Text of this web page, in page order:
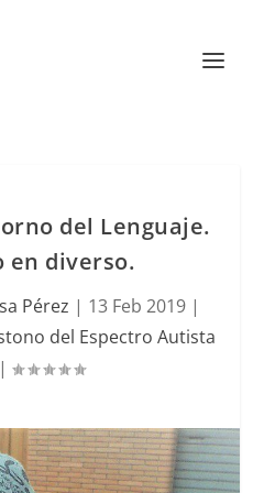
del Lenguaje.
en diverso.
Pérez | 13 Feb 2019|
del Espectro Autista